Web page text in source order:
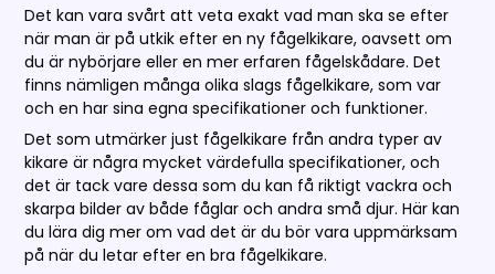
Det kan vara svårt att veta exakt vad man ska se efter
när man är på utkik efter en ny fågelkikare, oavsett om
du är nybörjare eller en mer erfaren fågelskådare. Det
finns nämligen många olika slags fågelkikare, som var
och en har sina egna specifikationer och funktioner.
Det som utmärker just fågelkikare från andra typer av
kikare är några mycket värdefulla specifikationer, och
det är tack vare dessa som du kan få riktigt vackra och
skarpa bilder av både fåglar och andra små djur. Här kan
du lära dig mer om vad det är du bör vara uppmärksam
på när du letar efter en bra fågelkikare.